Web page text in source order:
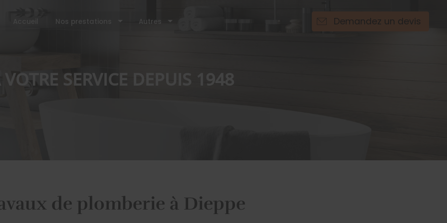
SERVICE DEPUIS 1948
Nos prestations Autres Demandez un devis
de plomberie à Dieppe